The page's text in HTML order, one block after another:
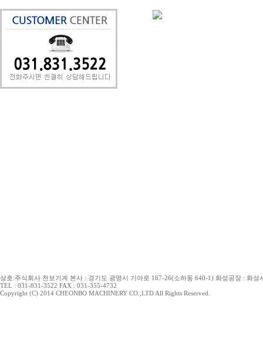
상호:주식회사 천보기계 본사 : 경기도 광명시 기아로 167-26(소하동 640-1) 화성공장 : 화
TEL : 031-831-3522 FAX : 031-355-4732
Copyright (C) 2014 CHEONBO MACHINERY CO.,LTD All Rights Reserved.